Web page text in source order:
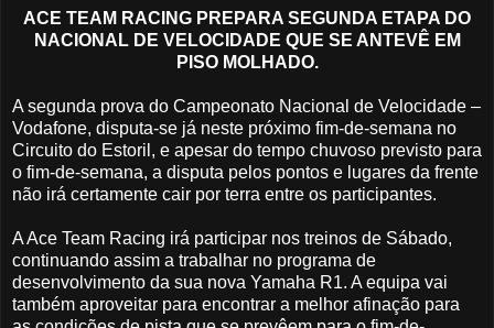
ACE TEAM RACING PREPARA SEGUNDA ETAPA DO
NACIONAL DE VELOCIDADE QUE SE ANTEVÊ EM
PISO MOLHADO.
A segunda prova do Campeonato Nacional de Velocidade –
Vodafone, disputa-se já neste próximo fim-de-semana no
Circuito do Estoril, e apesar do tempo chuvoso previsto para
o fim-de-semana, a disputa pelos pontos e lugares da frente
não irá certamente cair por terra entre os participantes.
A Ace Team Racing irá participar nos treinos de Sábado,
continuando assim a trabalhar no programa de
desenvolvimento da sua nova Yamaha R1. A equipa vai
também aproveitar para encontrar a melhor afinação para